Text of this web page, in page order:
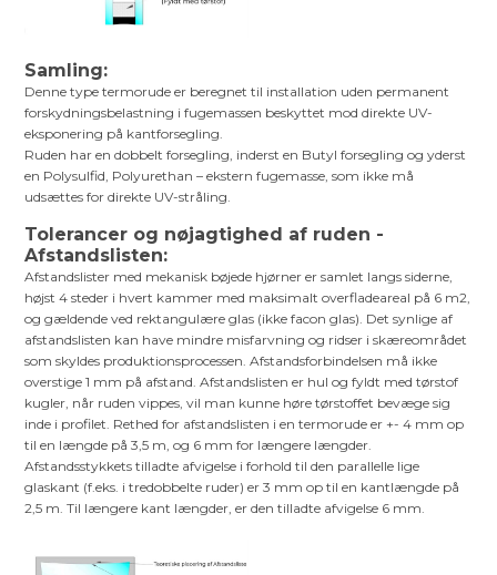
Samling:
Denne type termorude er beregnet til installation uden permanent
forskydningsbelastning i fugemassen beskyttet mod direkte UV-
eksponering på kantforsegling.
Ruden har en dobbelt forsegling, inderst en Butyl forsegling og yderst
en Polysulfid, Polyurethan – ekstern fugemasse, som ikke må
udsættes for direkte UV-stråling.
Tolerancer og nøjagtighed af ruden -
Afstandslisten:
Afstandslister med mekanisk bøjede hjørner er samlet langs siderne,
højst 4 steder i hvert kammer med maksimalt overfladeareal på 6 m2,
og gældende ved rektangulære glas (ikke facon glas). Det synlige af
afstandslisten kan have mindre misfarvning og ridser i skæreområdet
som skyldes produktionsprocessen. Afstandsforbindelsen må ikke
overstige 1 mm på afstand. Afstandslisten er hul og fyldt med tørstof
kugler, når ruden vippes, vil man kunne høre tørstoffet bevæge sig
inde i profilet. Rethed for afstandslisten i en termorude er +- 4 mm op
til en længde på 3,5 m, og 6 mm for længere længder.
Afstandsstykkets tilladte afvigelse i forhold til den parallelle lige
glaskant (f.eks. i tredobbelte ruder) er 3 mm op til en kantlængde på
2,5 m. Til længere kant længder, er den tilladte afvigelse 6 mm.